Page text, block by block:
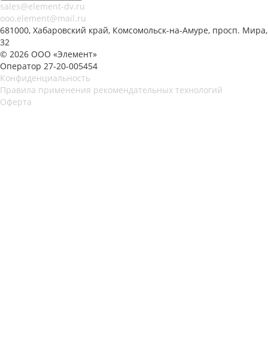
sales@element-dv.ru
ooo.element@mail.ru
681000, Хабаровский край, Комсомольск-на-Амуре, просп. Мира,
32
© 2026 ООО «Элемент»
Оператор 27-20-005454
Конфиденциальность
Правила применения рекомендательных технологий
Оферта